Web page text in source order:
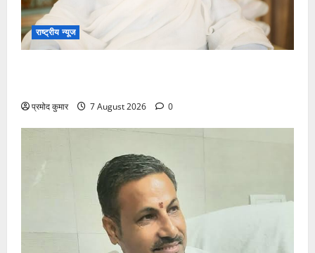
राष्ट्रीय न्यूज
प्रमोद कुमार 7 August 2026 0